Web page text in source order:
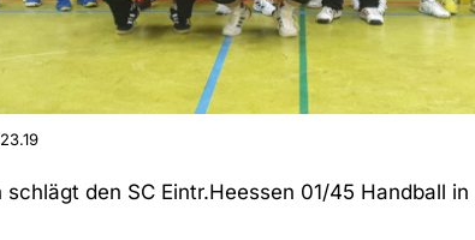
schlägt den SC Eintr.Heessen 01/45 Handball